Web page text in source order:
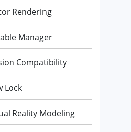
Rendering
Manager
Compatibility
Lock
Reality Modeling